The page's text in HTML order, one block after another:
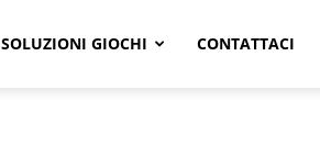
SOLUZIONI GIOCHI CONTATTACI